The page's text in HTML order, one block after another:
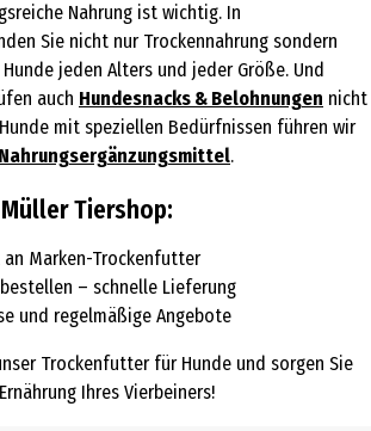
Nahrung ist wichtig. In
Sie nicht nur Trockennahrung sondern
jeden Alters und jeder Größe. Und
auch Hundesnacks & Belohnungen nicht
mit speziellen Bedürfnissen führen wir
Nahrungsergänzungsmittel.
Tiershop:
an Marken-Trockenfutter
– schnelle Lieferung
und regelmäßige Angebote
Trockenfutter für Hunde und sorgen Sie
Ihres Vierbeiners!